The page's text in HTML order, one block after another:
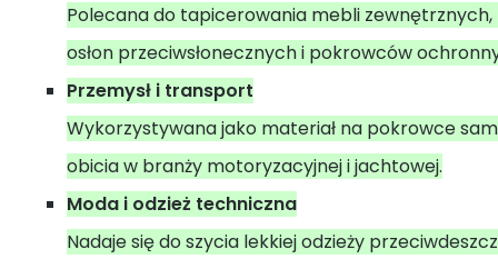
Polecana do tapicerowania mebli
osłon przeciwsłonecznych i pokrowców
Przemysł i transport
Wykorzystywana jako materiał na pokrowce
obicia w branży motoryzacyjnej i jachtowej.
Moda i odzież techniczna
Nadaje się do szycia lekkiej odzieży